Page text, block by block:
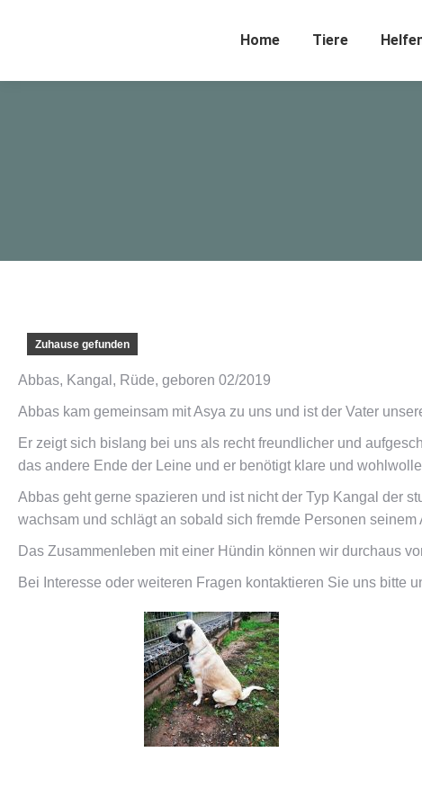
Home Tiere
Zuhause gefunden
Abbas, Kangal, Rüde, geboren 02/2019
Abbas kam gemeinsam mit Asya zu uns und ist der Vater
Er zeigt sich bislang bei uns als recht freundlicher und
das andere Ende der Leine und er benötigt klare und
Abbas geht gerne spazieren und ist nicht der Typ Kangal der
wachsam und schlägt an sobald sich fremde Personen seinem
Das Zusammenleben mit einer Hündin können wir durchaus
Bei Interesse oder weiteren Fragen kontaktieren Sie uns bitte